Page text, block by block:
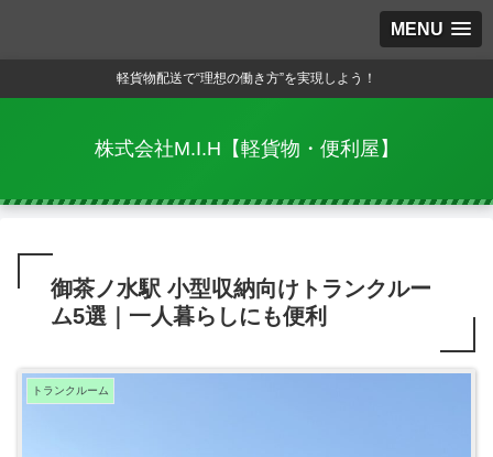
MENU
軽貨物配送で“理想の働き方”を実現しよう！
株式会社M.I.H【軽貨物・便利屋】
御茶ノ水駅 小型収納向けトランクルー
ム5選｜一人暮らしにも便利
トランクルーム